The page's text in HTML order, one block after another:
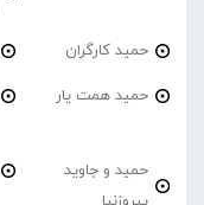
حمید کارگران
حمید همت یار
حمید و جاوید